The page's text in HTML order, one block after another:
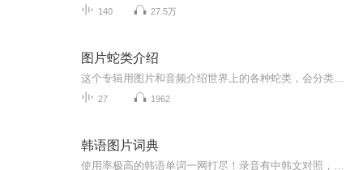
140 27.5万
图片蛇类介绍
27 1962
韩语图片词典